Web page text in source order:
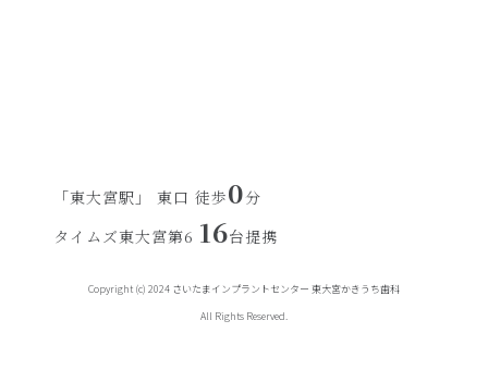
「東大宮駅」 東口 徒歩0分
タイムズ東大宮第6 16台提携
Copyright (c) 2024 さいたまインプラントセンター 東大宮かきうち歯科
All Rights Reserved.